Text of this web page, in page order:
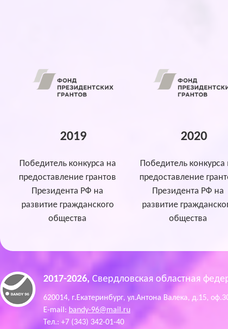
2019 2020
Победитель конкурса на
предоставление грантов
Президента РФ на
развитие гражданского
общества
Победитель конкурса
предоставление
Президента РФ на
развитие
общества
2017-2026, Свердловская областная
620014, г.Екатеринбург, ул.Антона Валека, д.15,
E-mail: bandy-96@mail.ru
Тел.: +7 (343) 342-01-40